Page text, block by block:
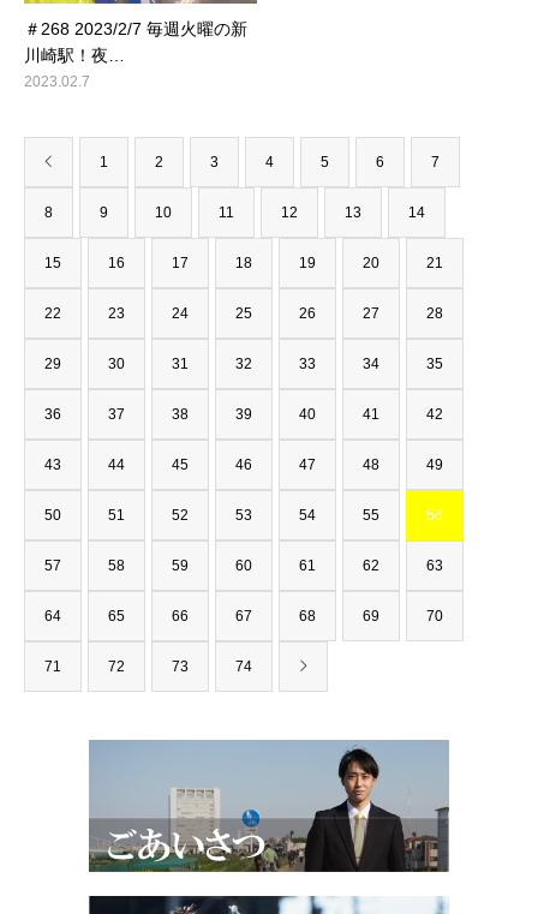
＃268 2023/2/7 毎週火曜の新
川崎駅！夜…
2023.02.7
1 2 3 4 5 6 7
8 9 10 11 12 13 14
15 16 17 18 19 20 21
22 23 24 25 26 27 28
29 30 31 32 33 34 35
36 37 38 39 40 41 42
43 44 45 46 47 48 49
50 51 52 53 54 55 56
57 58 59 60 61 62 63
64 65 66 67 68 69 70
71 72 73 74